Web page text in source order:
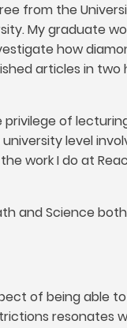
from the
.My graduate
how
articles in
of
level
work I do at
and Science
of being able
resonates